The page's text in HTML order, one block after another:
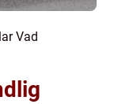
Vad